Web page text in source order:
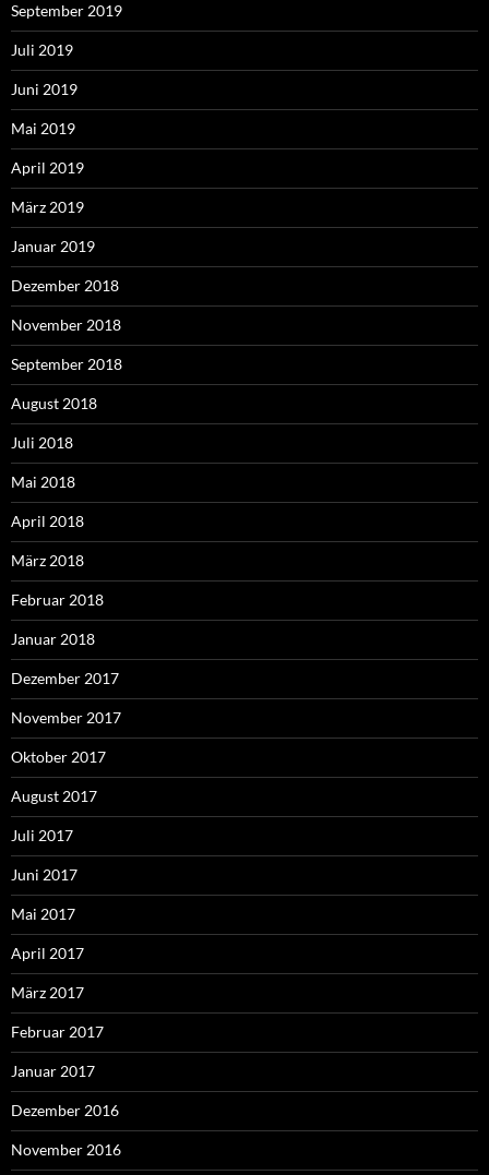
September 2019
Juli 2019
Juni 2019
Mai 2019
April 2019
März 2019
Januar 2019
Dezember 2018
November 2018
September 2018
August 2018
Juli 2018
Mai 2018
April 2018
März 2018
Februar 2018
Januar 2018
Dezember 2017
November 2017
Oktober 2017
August 2017
Juli 2017
Juni 2017
Mai 2017
April 2017
März 2017
Februar 2017
Januar 2017
Dezember 2016
November 2016